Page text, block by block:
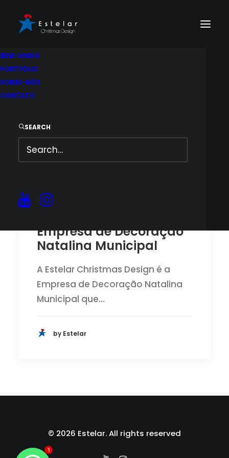
BEM-VINDO
PORTFÓLIO
SOBRE-NÓS
CONTATO
SEARCH
Empresa de Decoração
Natalina Municipal
A Estelar Christmas Design é a
Empresa de Decoração Natalina
Municipal que…
by Estelar
© 2026 Estelar. All rights reserved
1